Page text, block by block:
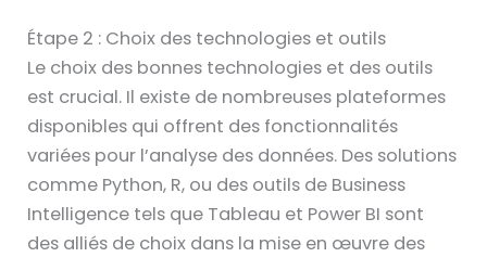
Étape 2 : Choix des technologies et outils
Le choix des bonnes technologies et des outils
est crucial. Il existe de nombreuses plateformes
disponibles qui offrent des fonctionnalités
variées pour l’analyse des données. Des solutions
comme Python, R, ou des outils de Business
Intelligence tels que Tableau et Power BI sont
des alliés de choix dans la mise en œuvre des